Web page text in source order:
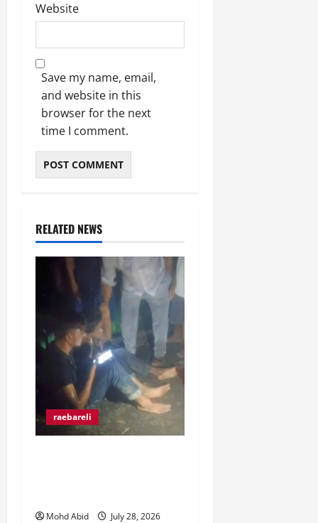
Website
Save my name, email,
and website in this
browser for the next
time I comment.
RELATED NEWS
raebareli
Mohd Abid
July 28, 2026